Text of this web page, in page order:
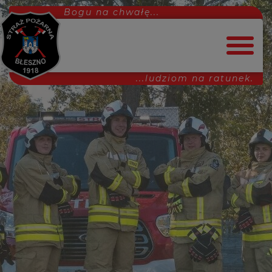
Bogu na chwałę...
Strona główna
Dołącz do nas!
Aktualności
Interwencje
Ćwiczenia
Uroczystości
Wydarzenia
MDP
Inne
...ludziom na ratunek.